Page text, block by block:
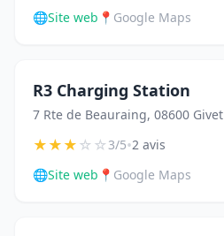
🌐Site web 📍 Google Maps
R3 Charging Station
7 Rte de Beauraing, 08600 Givet
★★★☆☆3/5•2 avis
🌐Site web 📍 Google Maps